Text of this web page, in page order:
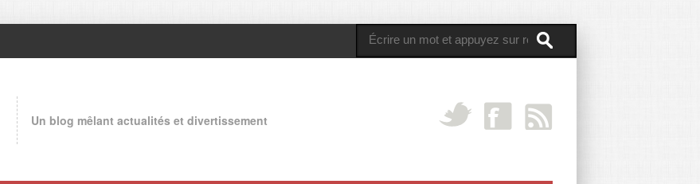
Un blog mêlant actualités et divertissement